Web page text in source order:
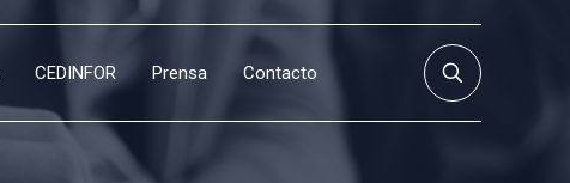
CEDINFOR Prensa Contacto